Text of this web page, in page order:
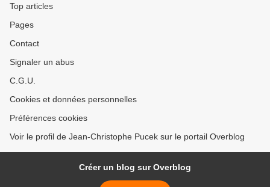
Top articles
Pages
Contact
Signaler un abus
C.G.U.
Cookies et données personnelles
Préférences cookies
Voir le profil de Jean-Christophe Pucek sur le portail Overblog
Créer un blog sur Overblog